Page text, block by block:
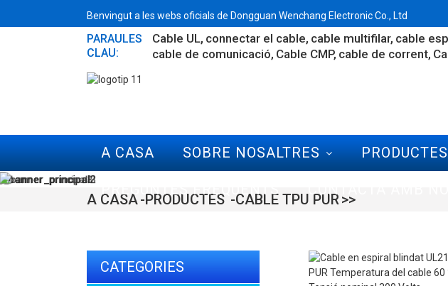
Benvingut a les webs oficials de Dongguan Wenchang Electronic Co., Ltd
PARAULES
CLAU:
Cable UL connectar el cable cable multifilar cable
cable de comunicació Cable CMP cable de corrent
A CASA SOBRE NOSALTRES PRODUCTES
A CASA PRODUCTES CABLE TPU PUR
CATEGORIES